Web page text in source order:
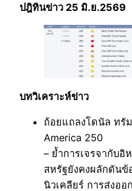
ปฎิทินข่าว 25 มิ.ย.2569
บทวิเคราะห์ข่าว
ถ้อยแถลงโดนัล ทรั
America 250
– ย้ำการเจรจากับ
สหรัฐยังคงผลักดันข้
นิวเคลียร์ การส่งอ